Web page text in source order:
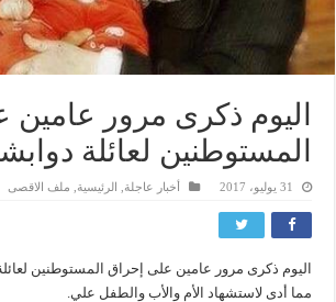
اليوم ذكرى مرور
المستوطنين لعائلة
31 يوليو، 2017 أخبار عاجلة الرئيسية ملف الاقصى
اليوم ذكرى مرور عامين على إحراق المستوطنين
مما أدى لاستشهاد الأم والأب والطفل علي.